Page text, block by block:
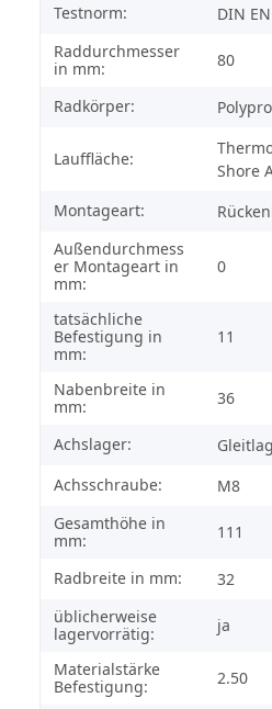
Testnorm:
DIN
Raddurchmesser
in mm:
80
Radkörper:
Lauffläche:
Shore
Montageart:
Außendurchmess
er Montageart in
mm:
0
tatsächliche
Befestigung in
mm:
11
Nabenbreite in
mm:
36
Achslager:
Achsschraube:
M8
Gesamthöhe in
mm:
111
Radbreite in mm:
32
üblicherweise
lagervorrätig:
ja
Materialstärke
Befestigung:
2.50